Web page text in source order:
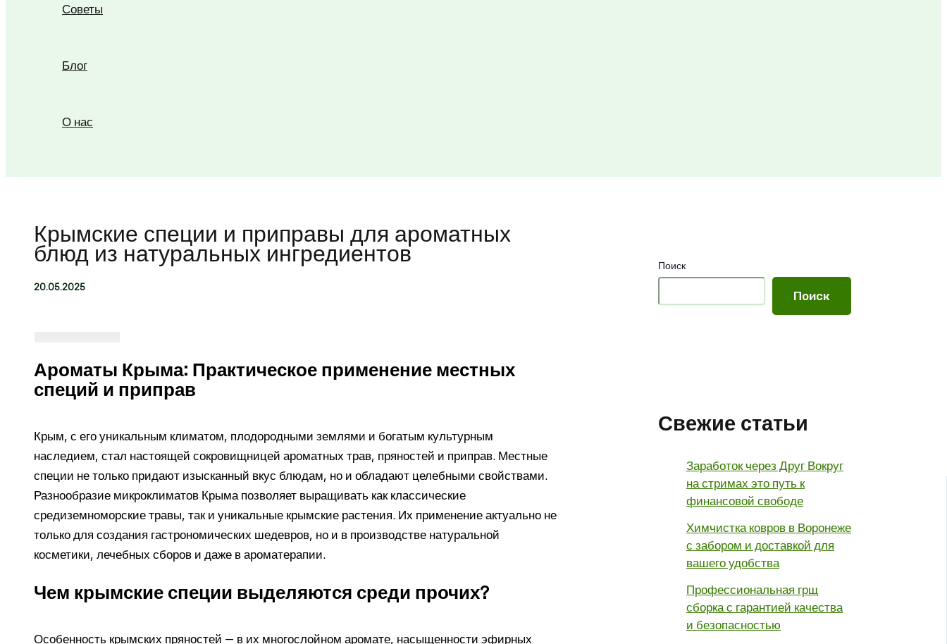
Советы
Блог
О нас
Крымские специи и приправы для ароматных
блюд из натуральных ингредиентов
20.05.2025
Ароматы Крыма: Практическое применение местных
специй и приправ
Крым, с его уникальным климатом, плодородными землями и богатым культурным
наследием, стал настоящей сокровищницей ароматных трав, пряностей и приправ. Местные
специи не только придают изысканный вкус блюдам, но и обладают целебными свойствами.
Разнообразие микроклиматов Крыма позволяет выращивать как классические
средиземноморские травы, так и уникальные крымские растения. Их применение актуально не
только для создания гастрономических шедевров, но и в производстве натуральной
косметики, лечебных сборов и даже в ароматерапии.
Чем крымские специи выделяются среди прочих?
Особенность крымских пряностей — в их многослойном аромате, насыщенности эфирных
Поиск
Поиск
Свежие статьи
Заработок через Друг Вокруг
на стримах это путь к
финансовой свободе
Химчистка ковров в Воронеже
с забором и доставкой для
вашего удобства
Профессиональная грщ
сборка с гарантией качества
и безопасностью